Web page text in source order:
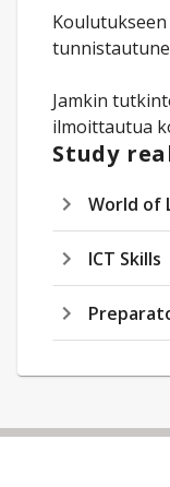
Jamkin
ilmoittautua
Study
World of
ICT Skills